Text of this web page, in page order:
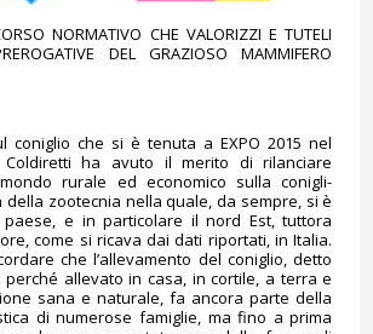
NORMATIVO CHE VALORIZZI E TUTELI
DEL GRAZIOSO MAMMIFERO
coniglio che si è tenuta a EXPO 2015 nel
Coldiretti ha avuto il merito di rilanciare
rurale ed economico sulla conigli-
della zootecnia nella quale, da sempre, si è
e in particolare il nord Est, tuttora
come si ricava dai dati riportati, in Italia.
che l’allevamento del coniglio, detto
perché allevato in casa, in cortile, a terra e
sana e naturale, fa ancora parte della
di numerose famiglie, ma fino a prima